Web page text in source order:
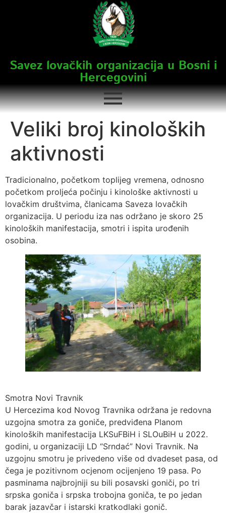
Savez lovačkih organizacija u Bosni i
Hercegovini
Veliki broj kinoloških
aktivnosti
Tradicionalno, početkom toplijeg vremena, odnosno
početkom proljeća počinju i kinološke aktivnosti u
lovačkim društvima, članicama Saveza lovačkih
organizacija. U periodu iza nas održano je skoro 25
kinoloških manifestacija, smotri i ispita urođenih
osobina.
Smotra Novi Travnik
U Hercezima kod Novog Travnika održana je redovna
uzgojna smotra za goniče, predviđena Planom
kinoloških manifestacija LKSuFBiH i SLOuBiH u 2022.
godini, u organizaciji LD “Srndać” Novi Travnik. Na
uzgojnu smotru je privedeno više od dvadeset pasa, od
čega je pozitivnom ocjenom ocijenjeno 19 pasa. Po
pasminama najbrojniji su bili posavski goniči, po tri
srpska goniča i srpska trobojna goniča, te po jedan
barak jazavčar i istarski kratkodlaki gonič.